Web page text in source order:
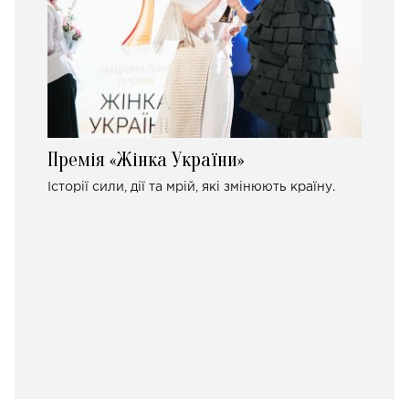
Премія «Жінка України»
Історії сили, дії та мрій, які змінюють країну.